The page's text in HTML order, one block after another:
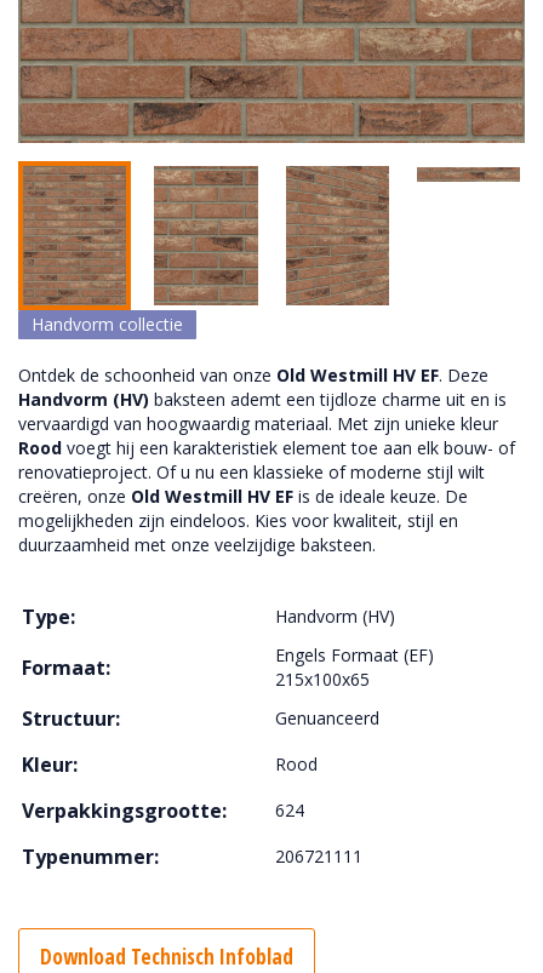
Handvorm collectie
Ontdek de schoonheid van onze Old Westmill HV EF. Deze
Handvorm (HV) baksteen ademt een tijdloze charme uit en is
vervaardigd van hoogwaardig materiaal. Met zijn unieke kleur
Rood voegt hij een karakteristiek element toe aan elk bouw- of
renovatieproject. Of u nu een klassieke of moderne stijl wilt
creëren, onze Old Westmill HV EF is de ideale keuze. De
mogelijkheden zijn eindeloos. Kies voor kwaliteit, stijl en
duurzaamheid met onze veelzijdige baksteen.
Type: Handvorm (HV)
Formaat:
Engels Formaat (EF)
215x100x65
Structuur: Genuanceerd
Kleur: Rood
Verpakkingsgrootte: 624
Typenummer: 206721111
Download Technisch Infoblad